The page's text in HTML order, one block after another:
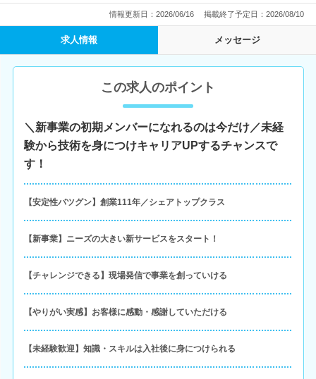
情報更新日：2026/06/16 掲載終了予定日：2026/08/10
求人情報 メッセージ
この求人のポイント
＼新事業の初期メンバーになれるのは今だけ／未経
験から技術を身につけキャリアUPするチャンスで
す！
【安定性バツグン】創業111年／シェアトップクラス
【新事業】ニーズの大きい新サービスをスタート！
【チャレンジできる】現場発信で事業を創っていける
【やりがい実感】お客様に感動・感謝していただける
【未経験歓迎】知識・スキルは入社後に身につけられる